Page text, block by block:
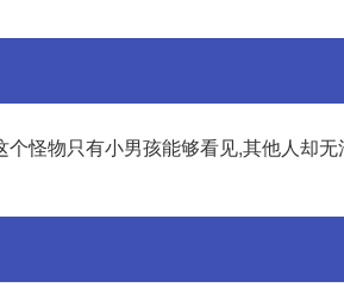
怪物只有小男孩能够看见,其他人却